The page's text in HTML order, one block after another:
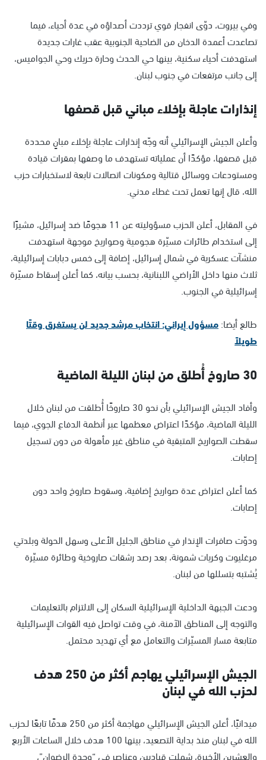
وفي بيروت، دوّى انفجار قوي ترددت أصداؤه في عدة أحياء، فيما
تصاعدت أعمدة الدخان من الضاحية الجنوبية عقب غارات جديدة
استهدفت أحياء سكنية، بينها حي الحدث وحارة حريك وحي الجواميس،
إلى جانب مرتفعات في جنوب لبنان.
إنذارات عاجلة بإخلاء مباني قبل قصفها
وأعلن الجيش الإسرائيلي أنه وجّه إنذارات عاجلة بإخلاء مبانٍ محددة
قبل قصفها، مؤكدًا أن عملياته تستهدف ما وصفها بمقرات قيادة
ومستودعات ووسائل قتالية ومكونات اتصالات تابعة لاستخبارات حزب
الله، قال إنها تعمل تحت غطاء مدني.
في المقابل، أعلن الحزب مسؤوليته عن 11 هجومًا ضد إسرائيل، مشيرًا
إلى استخدام طائرات مسيّرة هجومية وصواريخ موجهة استهدفت
منشآت عسكرية في شمال إسرائيل، إضافة إلى خمس دبابات إسرائيلية،
ثلاث منها داخل الأراضي اللبنانية، بحسب بيانه، كما أعلن إسقاط مسيّرة
إسرائيلية في الجنوب.
طالع أيضا:مسؤول إيراني: انتخاب مرشد جديد لن يستغرق وقتًا
طويلاً
30 صاروخ أُطلق من لبنان الليلة الماضية
وأفاد الجيش الإسرائيلي بأن نحو 30 صاروخًا أُطلقت من لبنان خلال
الليلة الماضية، مؤكدًا اعتراض معظمها عبر أنظمة الدفاع الجوي، فيما
سقطت الصواريخ المتبقية في مناطق غير مأهولة من دون تسجيل
إصابات.
كما أعلن اعتراض عدة صواريخ إضافية، وسقوط صاروخ واحد دون
إصابات.
ودوّت صافرات الإنذار في مناطق الجليل الأعلى وسهل الحولة وبلدتي
مرغليوت وكريات شمونة، بعد رصد رشقات صاروخية وطائرة مسيّرة
يُشتبه بتسللها من لبنان.
ودعت الجبهة الداخلية الإسرائيلية السكان إلى الالتزام بالتعليمات
والتوجه إلى المناطق الآمنة، في وقت تواصل فيه القوات الإسرائيلية
متابعة مسار المسيّرات والتعامل مع أي تهديد محتمل.
الجيش الإسرائيلي يهاجم أكثر من 250 هدف
لحزب الله في لبنان
ميدانيًا، أعلن الجيش الإسرائيلي مهاجمة أكثر من 250 هدفًا تابعًا لـحزب
الله في لبنان منذ بداية التصعيد، بينها 100 هدف خلال الساعات الأربع
والعشرين الأخيرة، شملت قياديين وعناصر في “وحدة الرضوان”،